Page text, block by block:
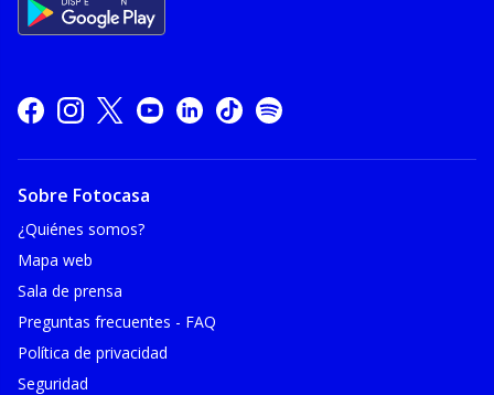
Sobre Fotocasa
¿Quiénes somos?
Mapa web
Sala de prensa
Preguntas frecuentes - FAQ
Política de privacidad
Seguridad